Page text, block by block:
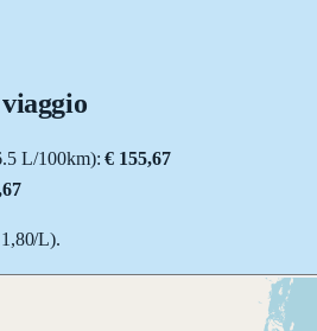
L/100km): € 155,67
/L).